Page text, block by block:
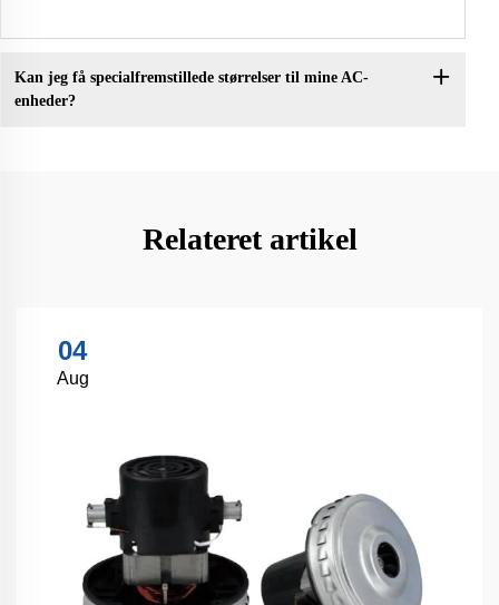
Kan jeg få specialfremstillede størrelser til mine AC-
enheder?
Relateret artikel
04
Aug